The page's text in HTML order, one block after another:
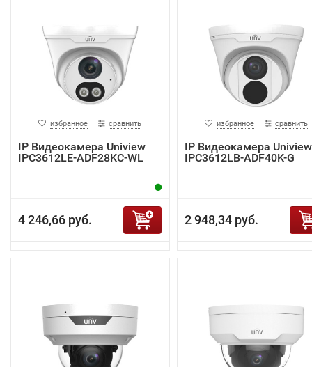
избранное сравнить
IP Видеокамера Uniview
IPC3612LE-ADF28KC-WL
4 246,66 руб.
избранное сравнить
IP Видеокамера Uniview
IPC3612LB-ADF40K-G
2 948,34 руб.